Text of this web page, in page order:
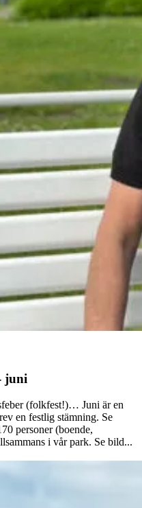
juni
(folkfest!)… Juni är en
en festlig stämning. Se
personer (boende,
i vår park. Se bild...